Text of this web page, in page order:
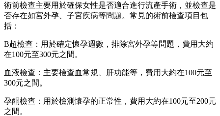
術前檢查主要用於確保女性是否適合進行流產手術，並檢查是
否存在如宮外孕、子宮疾病等問題。常見的術前檢查項目包
括：
B超檢查：用於確定懷孕週數，排除宮外孕等問題，費用大約
在100元至300元之間。
血液檢查：主要檢查血常規、肝功能等，費用大約在100元至
300元之間。
孕酮檢查：用於檢測懷孕的正常性，費用大約在100元至200元
之間。